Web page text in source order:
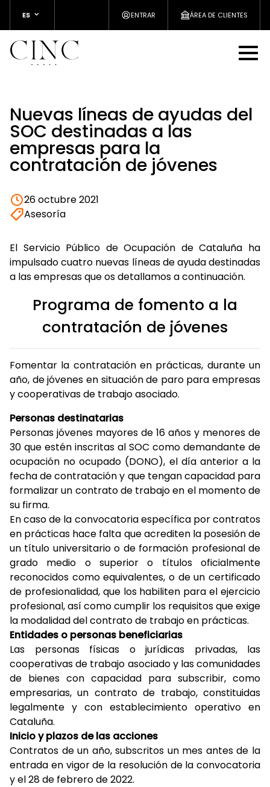
ES ENTRAR ÁREA DE CLIENTES
Nuevas líneas de ayudas del
SOC destinadas a las
empresas para la
contratación de jóvenes
26 octubre 2021
Asesoría
El Servicio Público de Ocupación de Cataluña ha
impulsado cuatro nuevas líneas de ayuda destinadas
a las empresas que os detallamos a continuación.
Programa de fomento a la
contratación de jóvenes
Fomentar la contratación en prácticas, durante un
año, de jóvenes en situación de paro para empresas
y cooperativas de trabajo asociado.
Personas destinatarias
Personas jóvenes mayores de 16 años y menores de
30 que estén inscritas al SOC como demandante de
ocupación no ocupado (DONO), el día anterior a la
fecha de contratación y que tengan capacidad para
formalizar un contrato de trabajo en el momento de
su firma.
En caso de la convocatoria específica por contratos
en prácticas hace falta que acrediten la posesión de
un título universitario o de formación profesional de
grado medio o superior o títulos oficialmente
reconocidos como equivalentes, o de un certificado
de profesionalidad, que los habiliten para el ejercicio
profesional, así como cumplir los requisitos que exige
la modalidad del contrato de trabajo en prácticas.
Entidades o personas beneficiarias
Las personas físicas o jurídicas privadas, las
cooperativas de trabajo asociado y las comunidades
de bienes con capacidad para subscribir, como
empresarias, un contrato de trabajo, constituidas
legalmente y con establecimiento operativo en
Cataluña.
Inicio y plazos de las acciones
Contratos de un año, subscritos un mes antes de la
entrada en vigor de la resolución de la convocatoria
y el 28 de febrero de 2022.